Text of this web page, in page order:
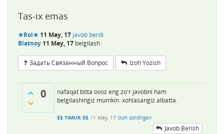
Tas-ix emas
★Roi★ 11 May, 17 javob berdi
Blatnoy 11 May, 17 belgilash
Задать Связанный Вопрос Izoh Yozish
0
nafaqat bitta ovoz eng zo'r javobni ham
belgilashingiz mumkin. xohlasangiz albatta.
$$ TIMUR $$ 11 May, 17 Izoh qoldirgan
Javob Berish